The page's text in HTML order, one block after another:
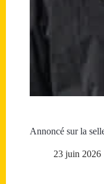
Annoncé sur la
23 juin 2026